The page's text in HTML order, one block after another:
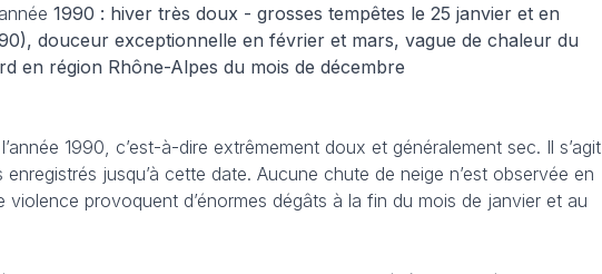
1990 : hiver très doux - grosses tempêtes le 25 janvier et en
douceur exceptionnelle en février et mars, vague de chaleur du
en région Rhône-Alpes du mois de décembre
1990, c’est-à-dire extrêmement doux et généralement sec. Il s’agit
jusqu’à cette date. Aucune chute de neige n’est observée en
violence provoquent d’énormes dégâts à la fin du mois de janvier et au